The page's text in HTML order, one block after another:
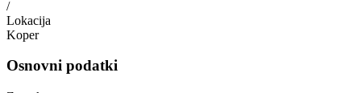
/
Lokacija
Koper
Osnovni podatki